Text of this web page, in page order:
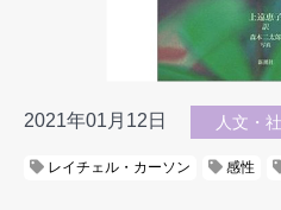
2021年01月12日 人文・
レイチェル・カーソン 感性